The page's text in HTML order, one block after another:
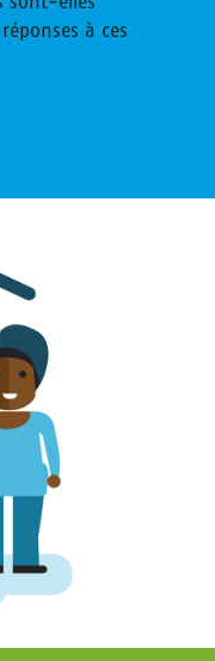
à ces